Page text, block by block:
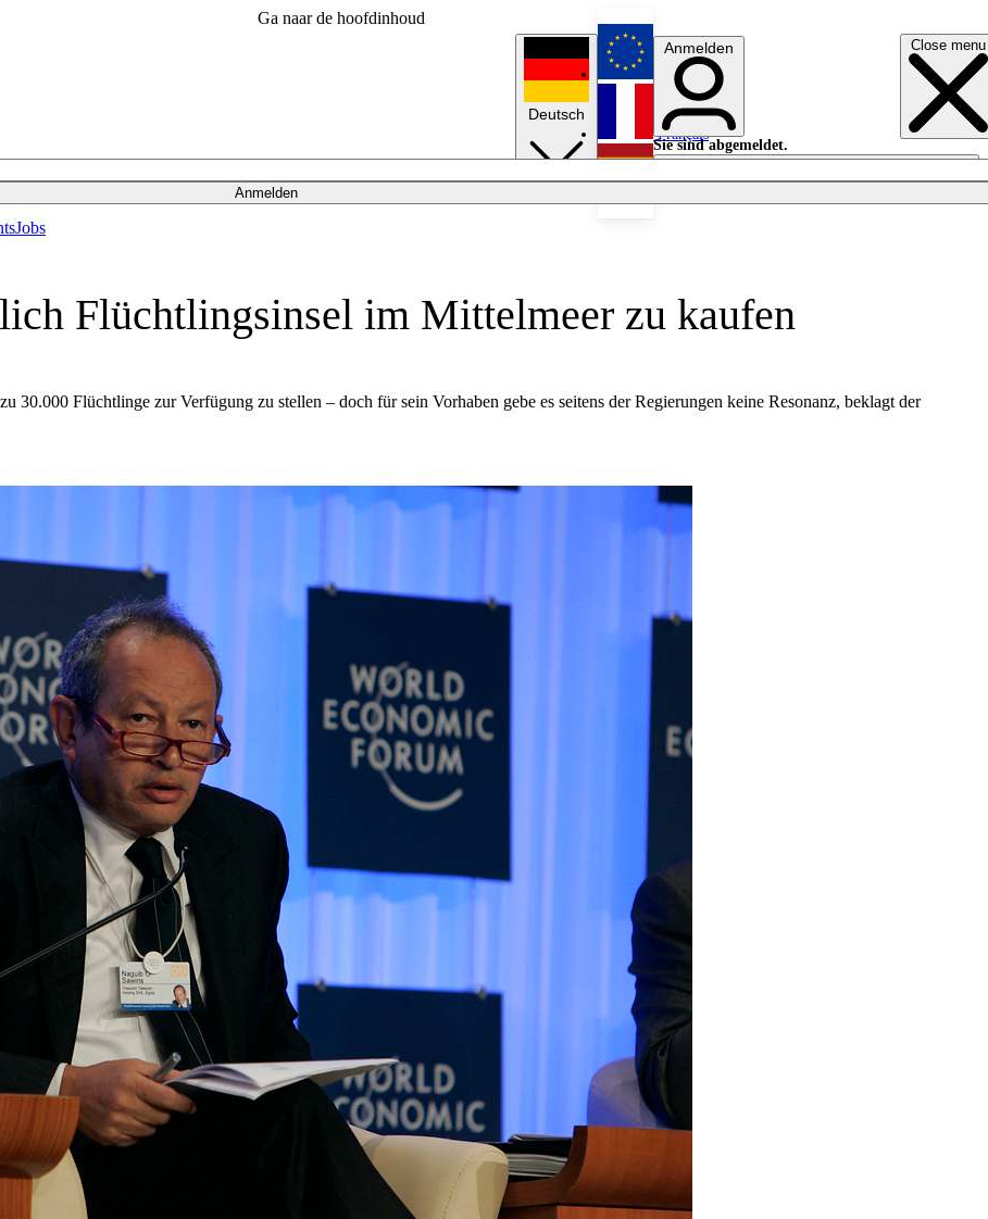
Ga naar de hoofdinhoud
Close menu
Anmelden
Jobs
Deutsch
English
Français
Anmelden
Sie sind abgemeldet.
Anmelden
Licht aus
Flüchtlingsinsel im Mittelmeer zu kaufen
Flüchtlinge zur Verfügung zu stellen – doch für sein Vorhaben gebe es seitens der Regierungen keine Resonanz, beklagt der